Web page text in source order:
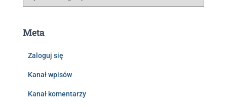
Meta
Zaloguj się
Kanał wpisów
Kanał komentarzy